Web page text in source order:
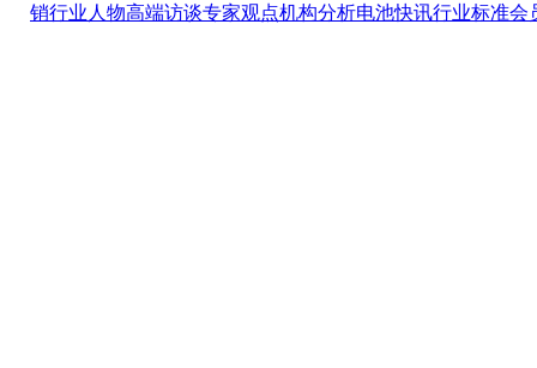
销行业人物高端访谈专家观点机构分析电池快讯行业标准会